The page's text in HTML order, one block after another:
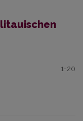
1-20